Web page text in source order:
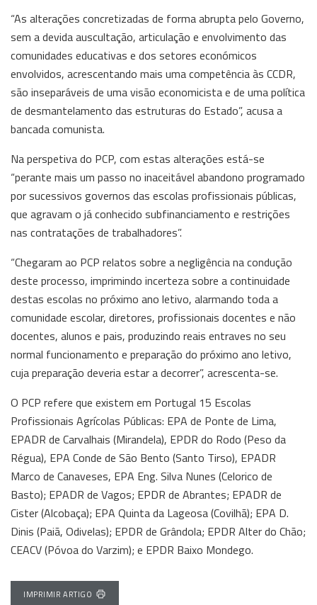
“As alterações concretizadas de forma abrupta pelo Governo,
sem a devida auscultação, articulação e envolvimento das
comunidades educativas e dos setores económicos
envolvidos, acrescentando mais uma competência às CCDR,
são inseparáveis de uma visão economicista e de uma política
de desmantelamento das estruturas do Estado”, acusa a
bancada comunista.
Na perspetiva do PCP, com estas alterações está-se
“perante mais um passo no inaceitável abandono programado
por sucessivos governos das escolas profissionais públicas,
que agravam o já conhecido subfinanciamento e restrições
nas contratações de trabalhadores”.
“Chegaram ao PCP relatos sobre a negligência na condução
deste processo, imprimindo incerteza sobre a continuidade
destas escolas no próximo ano letivo, alarmando toda a
comunidade escolar, diretores, profissionais docentes e não
docentes, alunos e pais, produzindo reais entraves no seu
normal funcionamento e preparação do próximo ano letivo,
cuja preparação deveria estar a decorrer”, acrescenta-se.
O PCP refere que existem em Portugal 15 Escolas
Profissionais Agrícolas Públicas: EPA de Ponte de Lima,
EPADR de Carvalhais (Mirandela), EPDR do Rodo (Peso da
Régua), EPA Conde de São Bento (Santo Tirso), EPADR
Marco de Canaveses, EPA Eng. Silva Nunes (Celorico de
Basto); EPADR de Vagos; EPDR de Abrantes; EPADR de
Cister (Alcobaça); EPA Quinta da Lageosa (Covilhã); EPA D.
Dinis (Paiã, Odivelas); EPDR de Grândola; EPDR Alter do Chão;
CEACV (Póvoa do Varzim); e EPDR Baixo Mondego.
IMPRIMIR ARTIGO